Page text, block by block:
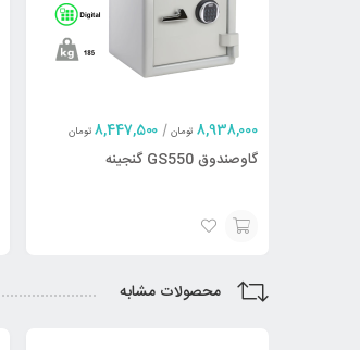
8,938,000 تومان |
8,447,500 تومان
گاوصندوق GS550 گنجینه
گزینه
محصولات مشابه